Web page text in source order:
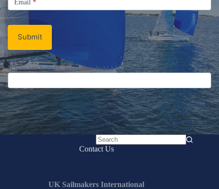
Newsletter
Email *
Submit
If you are human, leave this field blank.
No
Contact Us
UK Sailmakers International